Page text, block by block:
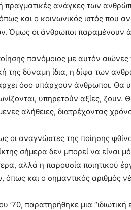
πραγματικές ανάγκες των
όπως και ο κοινωνικός ιστός που
Όμως οι άνθρωποι παραμένουν
πανόμοιος με αυτόν αιώνες
της δύναμη ίδια, η δίψα των
όσο υπάρχουν άνθρωποι. Θα
υπηρετούν αξίες, ζουν.
αλήθειες, διατρέχοντας
οι αναγνώστες της ποίησης
σήμερα δεν μπορεί να είναι
αλλά η παρουσία ποιητικού
όπως και ο σημαντικός αριθμός
’70, παρατηρήθηκε μια